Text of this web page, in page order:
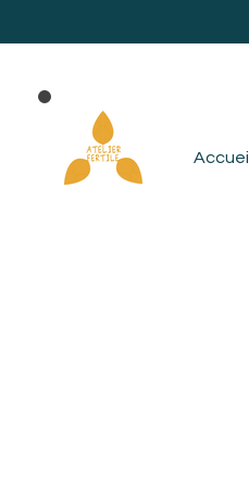
Accueil